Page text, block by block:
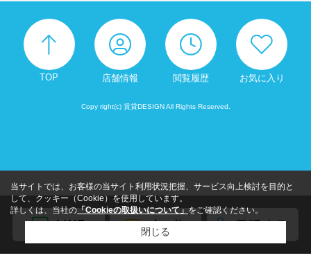
TOP 店舗情報 閲覧履歴 お気に入り
Copy right(c) 賃貸DESIGN All Rights Reserved.
当サイトでは、お客様の当サイト利用状況把握、サービス向上検討を目的と
して、クッキー（Cookie）を使用しています。
詳しくは、当社の 「Cookieの取扱いについて」 をご確認ください。
閉じる